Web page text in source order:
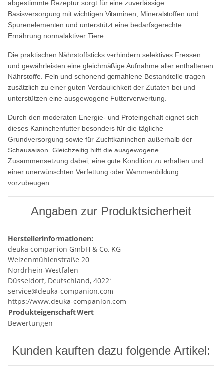
abgestimmte Rezeptur sorgt für eine zuverlässige
Basisversorgung mit wichtigen Vitaminen, Mineralstoffen und
Spurenelementen und unterstützt eine bedarfsgerechte
Ernährung normalaktiver Tiere.
Die praktischen Nährstoffsticks verhindern selektives Fressen
und gewährleisten eine gleichmäßige Aufnahme aller enthaltenen
Nährstoffe. Fein und schonend gemahlene Bestandteile tragen
zusätzlich zu einer guten Verdaulichkeit der Zutaten bei und
unterstützen eine ausgewogene Futterverwertung.
Durch den moderaten Energie- und Proteingehalt eignet sich
dieses Kaninchenfutter besonders für die tägliche
Grundversorgung sowie für Zuchtkaninchen außerhalb der
Schausaison. Gleichzeitig hilft die ausgewogene
Zusammensetzung dabei, eine gute Kondition zu erhalten und
einer unerwünschten Verfettung oder Wammenbildung
vorzubeugen.
Angaben zur Produktsicherheit
Herstellerinformationen:
deuka companion GmbH & Co. KG
Weizenmühlenstraße 20
Nordrhein-Westfalen
Düsseldorf, Deutschland, 40221
service@deuka-companion.com
https://www.deuka-companion.com
ProdukteigenschaftWert
Bewertungen
Kunden kauften dazu folgende Artikel: